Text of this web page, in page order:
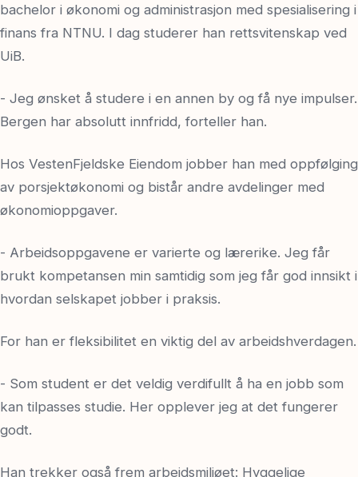
bachelor i økonomi og administrasjon med spesialisering i
finans fra NTNU. I dag studerer han rettsvitenskap ved
UiB.
- Jeg ønsket å studere i en annen by og få nye impulser.
Bergen har absolutt innfridd, forteller han.
Hos VestenFjeldske Eiendom jobber han med oppfølging
av porsjektøkonomi og bistår andre avdelinger med
økonomioppgaver.
- Arbeidsoppgavene er varierte og lærerike. Jeg får
brukt kompetansen min samtidig som jeg får god innsikt i
hvordan selskapet jobber i praksis.
For han er fleksibilitet en viktig del av arbeidshverdagen.
- Som student er det veldig verdifullt å ha en jobb som
kan tilpasses studie. Her opplever jeg at det fungerer
godt.
Han trekker også frem arbeidsmiljøet: Hyggelige